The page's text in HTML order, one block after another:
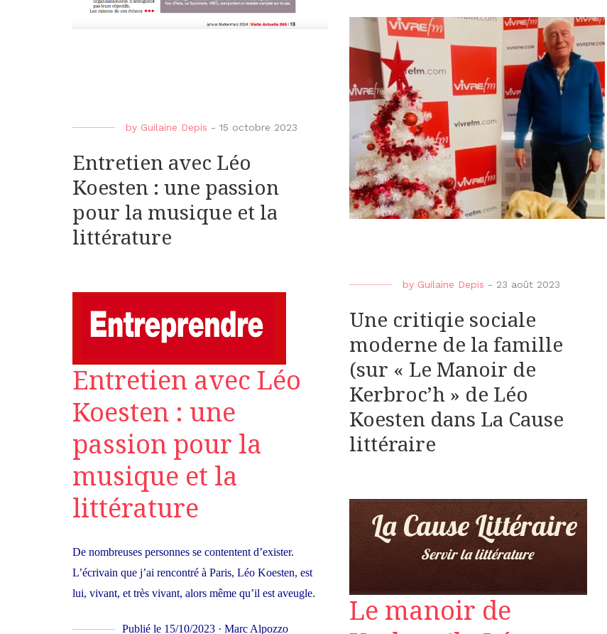
by Guilaine Depis - 15 octobre 2023
Entretien avec Léo
Koesten : une passion
pour la musique et la
littérature
Entretien avec Léo
Koesten : une
passion pour la
musique et la
littérature
De nombreuses personnes se contentent d’exister.
L’écrivain que j’ai rencontré à Paris, Léo Koesten, est
lui, vivant, et très vivant, alors même qu’il est aveugle.
Publié le 15/10/2023 · Marc Alpozzo
by Guilaine Depis - 23 août 2023
Une critiqie sociale
moderne de la famille
(sur « Le Manoir de
Kerbroc’h » de Léo
Koesten dans La Cause
littéraire
Le manoir de